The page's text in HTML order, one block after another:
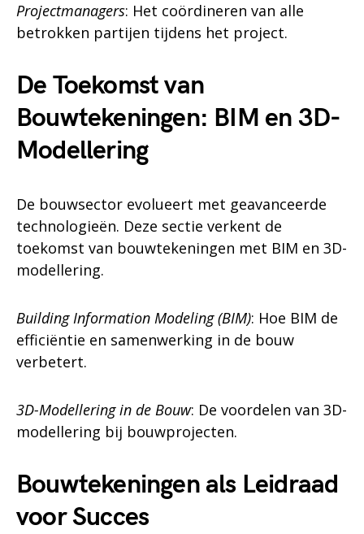
Projectmanagers: Het coördineren van alle
betrokken partijen tijdens het project.
De Toekomst van
Bouwtekeningen: BIM en 3D-
Modellering
De bouwsector evolueert met geavanceerde
technologieën. Deze sectie verkent de
toekomst van bouwtekeningen met BIM en 3D-
modellering.
Building Information Modeling (BIM): Hoe BIM de
efficiëntie en samenwerking in de bouw
verbetert.
3D-Modellering in de Bouw: De voordelen van 3D-
modellering bij bouwprojecten.
Bouwtekeningen als Leidraad
voor Succes